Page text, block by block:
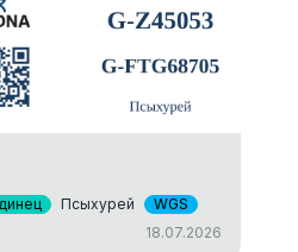
Псыхурей
WGS
18.07.2026